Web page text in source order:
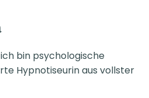
bin psychologische
Hypnotiseurin aus vollster